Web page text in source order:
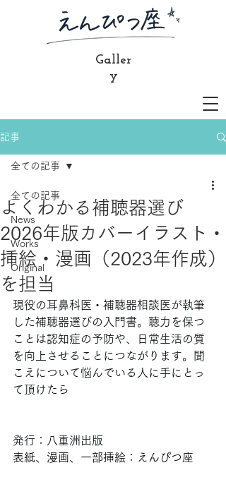
Galler
y
記事
全ての記事
News
Works
Original
全ての記事
よくわかる補聴器選び
2026年版カバーイラスト・
挿絵・漫画（2023年作成）
を担当
現役の耳鼻科医・補聴器相談医が執筆
した補聴器選びの入門書。聴力を保つ
ことは認知症の予防や、日常生活の質
を向上させることにつながります。聞
こえについて悩んでいる人に手にとっ
て頂けたら
発行：八重洲出版
表紙、漫画、一部挿絵：えんぴつ座